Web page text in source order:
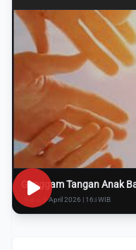
Genggam Tangan Anak
Rabu, 8 April 2026 | 16:i WIB